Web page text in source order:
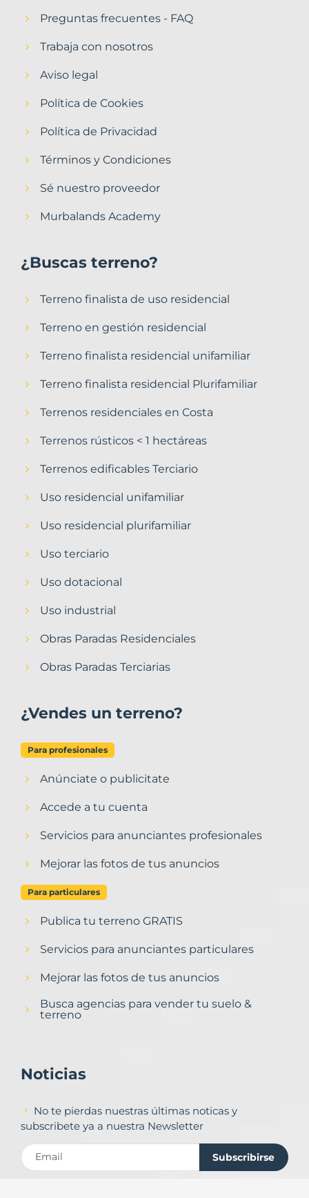
Preguntas frecuentes - FAQ
Trabaja con nosotros
Aviso legal
Política de Cookies
Política de Privacidad
Términos y Condiciones
Sé nuestro proveedor
Murbalands Academy
¿Buscas terreno?
Terreno finalista de uso residencial
Terreno en gestión residencial
Terreno finalista residencial unifamiliar
Terreno finalista residencial Plurifamiliar
Terrenos residenciales en Costa
Terrenos rústicos < 1 hectáreas
Terrenos edificables Terciario
Uso residencial unifamiliar
Uso residencial plurifamiliar
Uso terciario
Uso dotacional
Uso industrial
Obras Paradas Residenciales
Obras Paradas Terciarias
¿Vendes un terreno?
Para profesionales
Anúnciate o publicitate
Accede a tu cuenta
Servicios para anunciantes profesionales
Mejorar las fotos de tus anuncios
Para particulares
Publica tu terreno GRATIS
Servicios para anunciantes particulares
Mejorar las fotos de tus anuncios
Busca agencias para vender tu suelo &
terreno
Noticias
No te pierdas nuestras últimas noticas y
subscribete ya a nuestra Newsletter
Subscribirse